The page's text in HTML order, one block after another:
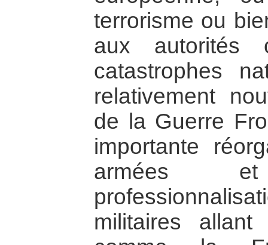
terrorisme ou
aux
catastrophes
relativement
de la Guerre
importante
armées
militaires